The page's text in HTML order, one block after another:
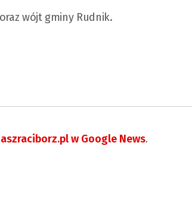
wójt gminy Rudnik.
w Google News.